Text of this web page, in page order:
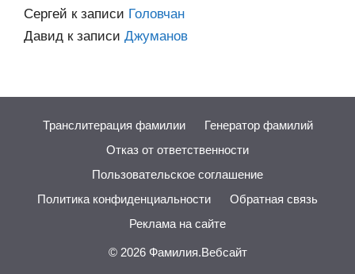
Сергей к записи Головчан
Давид к записи Джуманов
Транслитерация фамилии
Генератор фамилий
Отказ от ответственности
Пользовательское соглашение
Политика конфиденциальности
Обратная связь
Реклама на сайте
© 2026 Фамилия.Вебсайт